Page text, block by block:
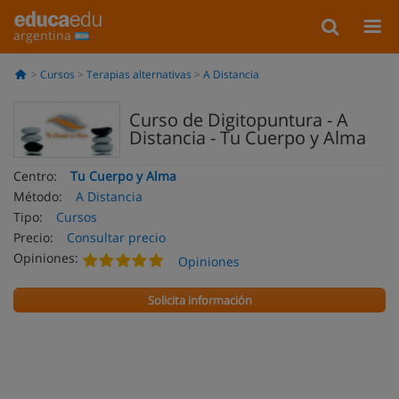
argentina
Cursos Terapias alternativas A Distancia
Curso de Digitopuntura - A
Distancia - Tu Cuerpo y Alma
Centro:
Tu Cuerpo y Alma
Método:
A Distancia
Tipo:
Cursos
Precio:
Consultar precio
Opiniones:
Opiniones
Solicita información